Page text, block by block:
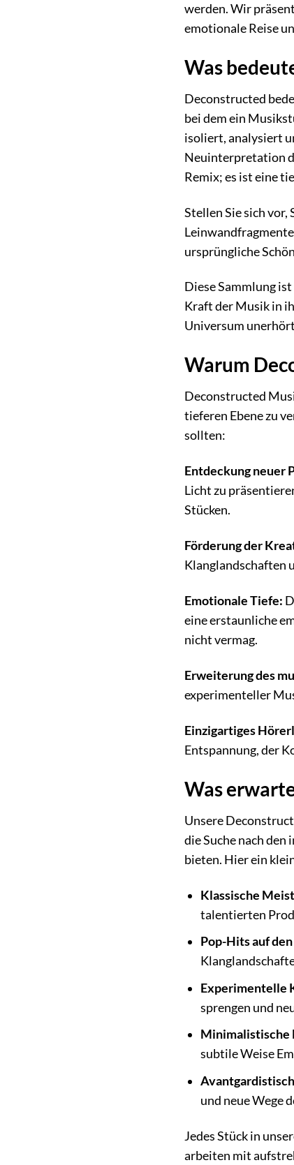
werden. Wir
emotionale Reise
Was
Deconstructed
bei dem ein
isoliert, analysiert
Neuinterpretation
Remix; es ist eine
Stellen Sie sich vor,
ursprüngliche
Diese Sammlung
Kraft der Musik in
Universum
Warum
Deconstructed
tieferen Ebene zu
sollten:
Entdeckung neuer
Licht zu
Stücken.
Förderung der
Klanglandschaften
Emotionale Tiefe:
eine erstaunliche
nicht vermag.
Erweiterung des
experimenteller
Einzigartiges
Entspannung, der
Was
Unsere
die Suche nach
bieten. Hier ein
Klassische
talentierten
Pop-Hits auf
Experimentelle
sprengen und
Minimalistische
subtile Weise
und neue Wege
Jedes Stück in
arbeiten mit